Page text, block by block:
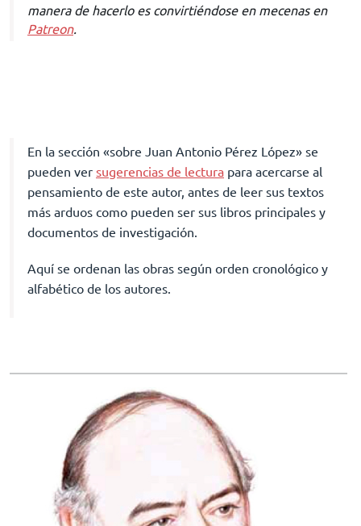
manera de hacerlo es convirtiéndose en mecenas en
Patreon.
En la sección «sobre Juan Antonio Pérez López» se
pueden ver sugerencias de lectura para acercarse al
pensamiento de este autor, antes de leer sus textos
más arduos como pueden ser sus libros principales y
documentos de investigación.
Aquí se ordenan las obras según orden cronológico y
alfabético de los autores.